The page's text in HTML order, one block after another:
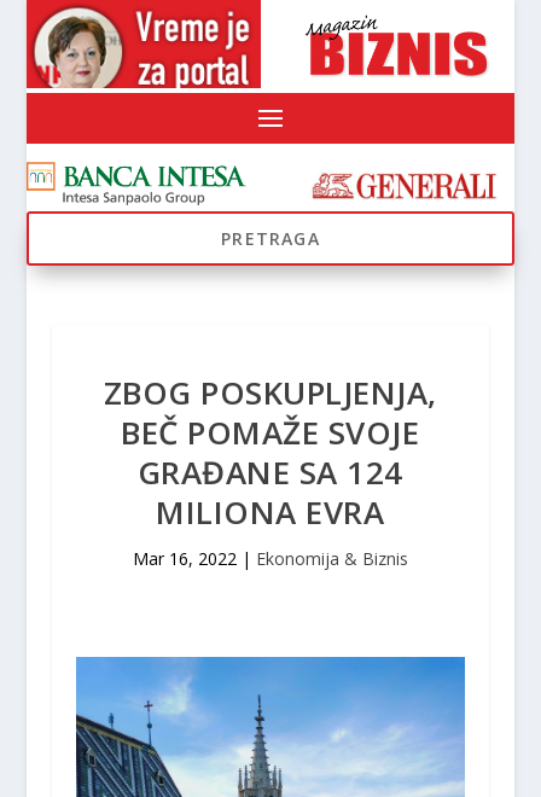
ZBOG POSKUPLJENJA,
BEČ POMAŽE SVOJE
GRAĐANE SA 124
MILIONA EVRA
Mar 16, 2022 | Ekonomija & Biznis